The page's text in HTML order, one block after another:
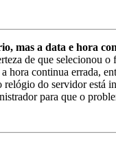
mas a data e hora
de que selecionou o
hora continua errada,
relógio do servidor está
para que o